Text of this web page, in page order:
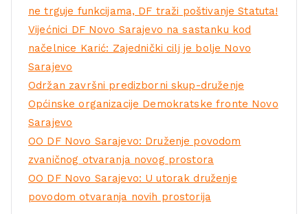
ne trguje funkcijama, DF traži poštivanje Statuta!
Vijećnici DF Novo Sarajevo na sastanku kod
načelnice Karić: Zajednički cilj je bolje Novo
Sarajevo
Održan završni predizborni skup-druženje
Općinske organizacije Demokratske fronte Novo
Sarajevo
OO DF Novo Sarajevo: Druženje povodom
zvaničnog otvaranja novog prostora
OO DF Novo Sarajevo: U utorak druženje
povodom otvaranja novih prostorija